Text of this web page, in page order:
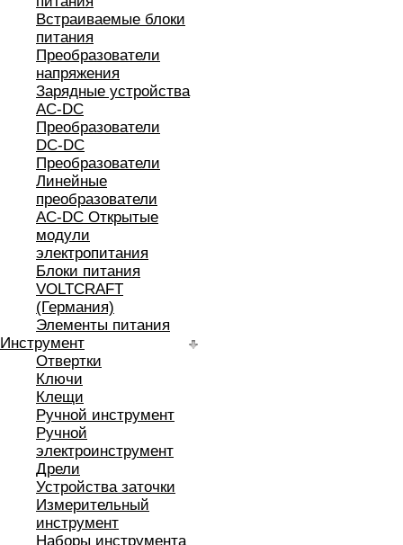
Встраиваемые блоки
питания
Преобразователи
напряжения
Зарядные устройства
AC-DC
Преобразователи
DC-DC
Преобразователи
Линейные
преобразователи
AC-DC Открытые
модули
электропитания
Блоки питания
VOLTCRAFT
(Германия)
Элементы питания
Инструмент
Отвертки
Ключи
Клещи
Ручной инструмент
Ручной
электроинструмент
Дрели
Устройства заточки
Измерительный
инструмент
Наборы инструмента